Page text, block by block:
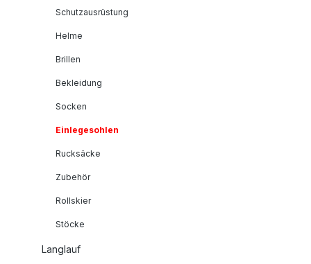
Schutzausrüstung
Helme
Brillen
Bekleidung
Socken
Einlegesohlen
Rucksäcke
Zubehör
Rollskier
Stöcke
Langlauf